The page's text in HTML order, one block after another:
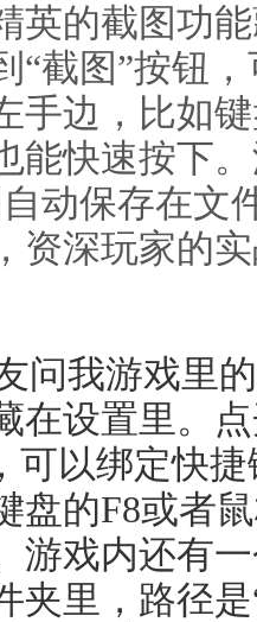
英的截图功
“截图”按钮
手边，比如
能快速按下
动保存在文
资深玩家的
问我游戏里
在设置里。
可以绑定快
盘的F8或者
游戏内还有
夹里，路径